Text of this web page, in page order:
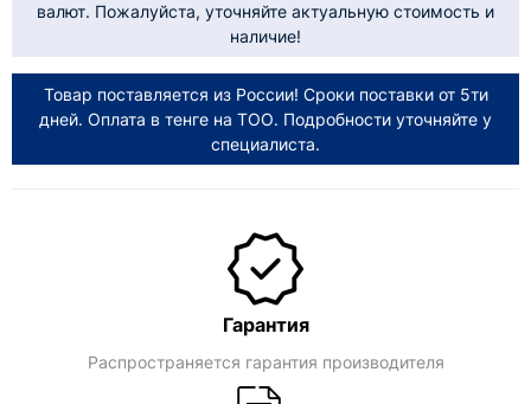
валют. Пожалуйста, уточняйте актуальную стоимость и
наличие!
Товар поставляется из России! Сроки поставки от 5ти
дней. Оплата в тенге на ТОО. Подробности уточняйте у
специалиста.
Гарантия
Распространяется гарантия производителя